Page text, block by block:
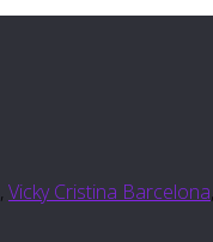
, Vicky Cristina Barcelona,